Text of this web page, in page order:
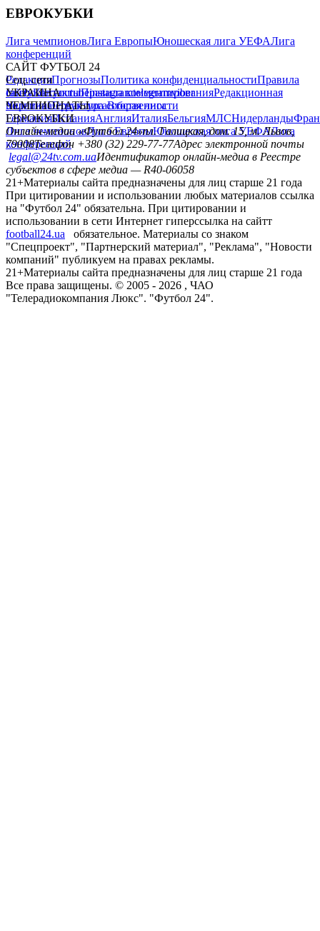
ЕВРОКУБКИ
Лига чемпионовЛига ЕвропыЮношеская лига УЕФАЛига
конференций
САЙТ ФУТБОЛ 24
РедакцияПрогнозыПолитика конфиденциальностиПравила
сайтуКонтактыПравила комментированияРедакционная
политикаСтруктура собственности
Соц. сети
facebookxyoutubeinstagramtelegramviber
УКРАИНА
УкраинаПервая лигаВторая лига
ЧЕМПИОНАТЫ
ГерманияИспанияАнглияИталияБельгияМЛСНидерланды
ЕВРОКУБКИ
Лига чемпионовЛига ЕвропыЮношеская лига УЕФАЛига
конференций
Онлайн-медиа «Футбол 24»пл. Галицкая, дом. 15, м. Львов,
79008Телефон +380 (32) 229-77-77Адрес электронной почты
legal@24tv.com.uaИдентификатор онлайн-медиа в Реестре
субъектов в сфере медиа — R40-06058
21+Материалы сайта предназначены для лиц старше 21 года
При цитировании и использовании любых материалов ссылка
на "Футбол 24" обязательна. При цитировании и
использовании в сети Интернет гиперссылка на сайтт
football24.ua
обязательное. Материалы со знаком
"Спецпроект", "Партнерский материал", "Реклама", "Новости
компаний" публикуем на правах рекламы.
21+Материалы сайта предназначены для лиц старше 21 года
Все права защищены. © 2005 - 2026 , ЧАО
"Телерадиокомпания Люкс". "Футбол 24".